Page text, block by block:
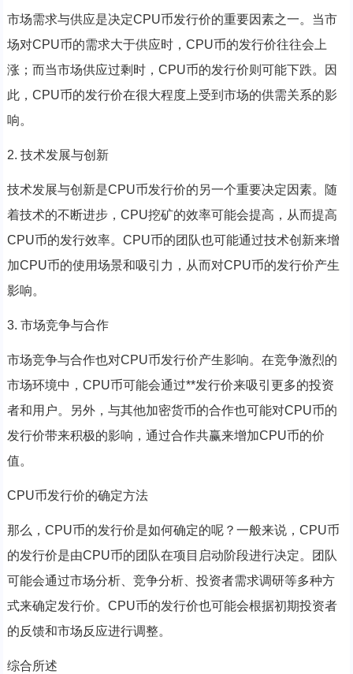
市场需求与供应是决定CPU币发行价的重要因素之一。当市
场对CPU币的需求大于供应时，CPU币的发行价往往会上
涨；而当市场供应过剩时，CPU币的发行价则可能下跌。因
此，CPU币的发行价在很大程度上受到市场的供需关系的影
响。
2. 技术发展与创新
技术发展与创新是CPU币发行价的另一个重要决定因素。随
着技术的不断进步，CPU挖矿的效率可能会提高，从而提高
CPU币的发行效率。CPU币的团队也可能通过技术创新来增
加CPU币的使用场景和吸引力，从而对CPU币的发行价产生
影响。
3. 市场竞争与合作
市场竞争与合作也对CPU币发行价产生影响。在竞争激烈的
市场环境中，CPU币可能会通过**发行价来吸引更多的投资
者和用户。另外，与其他加密货币的合作也可能对CPU币的
发行价带来积极的影响，通过合作共赢来增加CPU币的价
值。
CPU币发行价的确定方法
那么，CPU币的发行价是如何确定的呢？一般来说，CPU币
的发行价是由CPU币的团队在项目启动阶段进行决定。团队
可能会通过市场分析、竞争分析、投资者需求调研等多种方
式来确定发行价。CPU币的发行价也可能会根据初期投资者
的反馈和市场反应进行调整。
综合所述